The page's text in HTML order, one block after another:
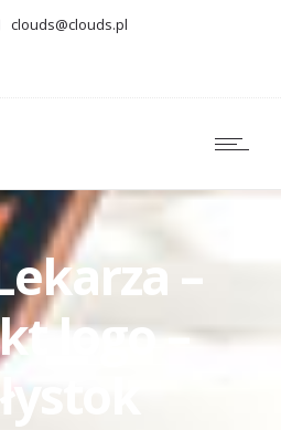
clouds@clouds.pl
–
logo –